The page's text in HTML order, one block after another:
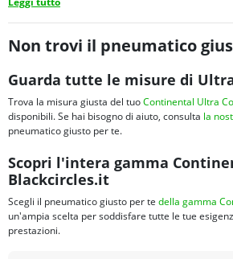
Non trovi il pneumatico
Guarda tutte le misure di
Trova la misura giusta del tuoContinental Ultra
disponibili. Se hai bisogno di aiuto, consulta la
pneumatico giusto per te.
Scopri l'intera gamma
Blackcircles.it
Scegli il pneumatico giusto per te della gamma
un'ampia scelta per soddisfare tutte le tue
prestazioni.